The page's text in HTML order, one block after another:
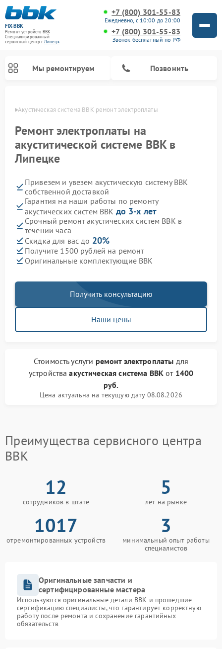
FIX-BBK
Ремонт устройств BBK
Специализированный
cервисный центр г.Липецк
+7 (800) 301-55-83
Ежедневно, с 10:00 до 20:00
+7 (800) 301-55-83
Звонок бесплатный по РФ
Мы ремонтируем Позвонить
Акустическая система BBK ремонт электроплаты
Ремонт электроплаты на
акуститической системе BBK в
Липецке
Привезем и увезем акустическую систему BBK
собственной доставкой
Гарантия на наши работы по ремонту
акустических систем BBK до 3-х лет
Срочный ремонт акустических систем BBK в
течении часа
Скидка для вас до 20%
Получите 1500 рублей на ремонт
Оригинальные комплектующие BBK
Получить консультацию
Наши цены
Стоимость услуги ремонт электроплаты для
устройстваакустическая система BBK от 1400
руб.
Цена актуальна на текущую дату 08.08.2026
Преимущества сервисного центра
BBK
12
сотрудников в штате
5
лет на рынке
1017
отремонтированных устройств
3
минимальный опыт работы
специалистов
Оригинальные запчасти и
сертифицированные мастера
Используются оригинальные детали BBK и прошедшие
сертификацию специалисты, что гарантирует корректную
работу после ремонта и сохранение гарантийных
обязательств